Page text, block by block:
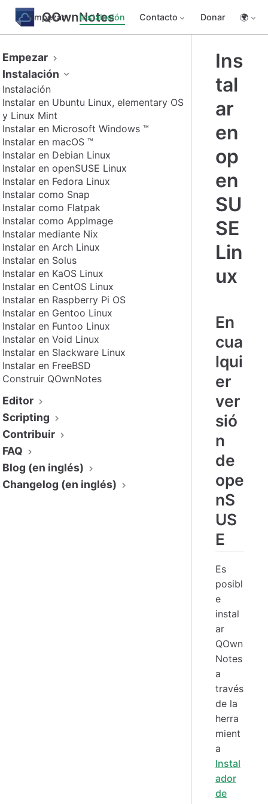
QOwnNotes
Empezar Instalación Contacto Donar 🌍
Empezar
Instalación
Instalación
Instalar en Ubuntu Linux, elementary OS
y Linux Mint
Instalar en Microsoft Windows ™
Instalar en macOS ™
Instalar en Debian Linux
Instalar en openSUSE Linux
Instalar en Fedora Linux
Instalar como Snap
Instalar como Flatpak
Instalar como AppImage
Instalar mediante Nix
Instalar en Arch Linux
Instalar en Solus
Instalar en KaOS Linux
Instalar en CentOS Linux
Instalar en Raspberry Pi OS
Instalar en Gentoo Linux
Instalar en Funtoo Linux
Instalar en Void Linux
Instalar en Slackware Linux
Instalar en FreeBSD
Construir QOwnNotes
Editor
Scripting
Contribuir
FAQ
Blog (en inglés)
Changelog (en inglés)
Ins
tal
ar
en
op
en
SU
SE
Lin
ux
En
cua
lqui
er
ver
sió
n
de
ope
nS
US
E
Es
posibl
e
instal
ar
QOwn
Notes
a
través
de la
herra
mient
a
Instal
ador
de